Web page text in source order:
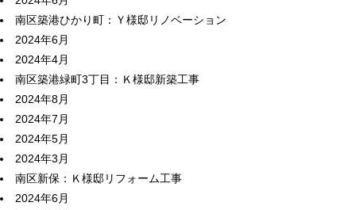
南区築港ひかり町：Ｙ様邸リノベーション
2024年6月
2024年4月
南区築港緑町3丁目：Ｋ様邸新築工事
2024年8月
2024年7月
2024年5月
2024年3月
南区新保：Ｋ様邸リフォーム工事
2024年6月